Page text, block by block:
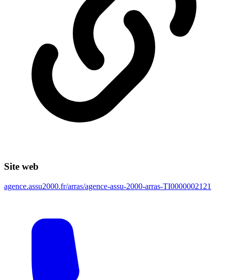
Site web
agence.assu2000.fr/arras/agence-assu-2000-arras-TI0000002121